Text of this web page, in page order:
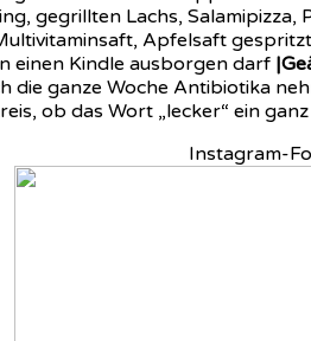
gegrillten Lachs,
Apfelsaft
einen Kindle ausborgen darf
die ganze Woche Antibiotika
ob das Wort „lecker“ ein
Instagram-